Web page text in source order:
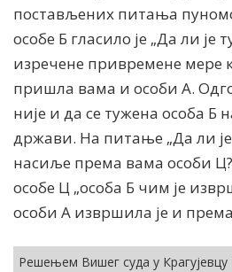
постављених питања
особе Б гласило је „Да ли је
изречене привремене мере
пришла вама и особи А.
није и да се тужена особа Б
држави. На питање „Да ли
насиље према вама особи
особе Ц „особа Б чим је
особи А извршила је и
Решењем Вишег суда у